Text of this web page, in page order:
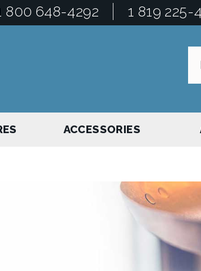
800 648-4292 1 819 225-
ACCESSORIES